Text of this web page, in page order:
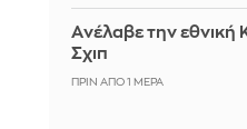
Aνέλαβε την
Σχιπ
ΠΡΙΝ ΑΠΌ 1 ΜΈΡΑ